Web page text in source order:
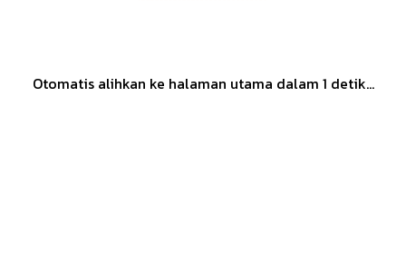
Otomatis alihkan ke halaman utama dalam 1 detik...